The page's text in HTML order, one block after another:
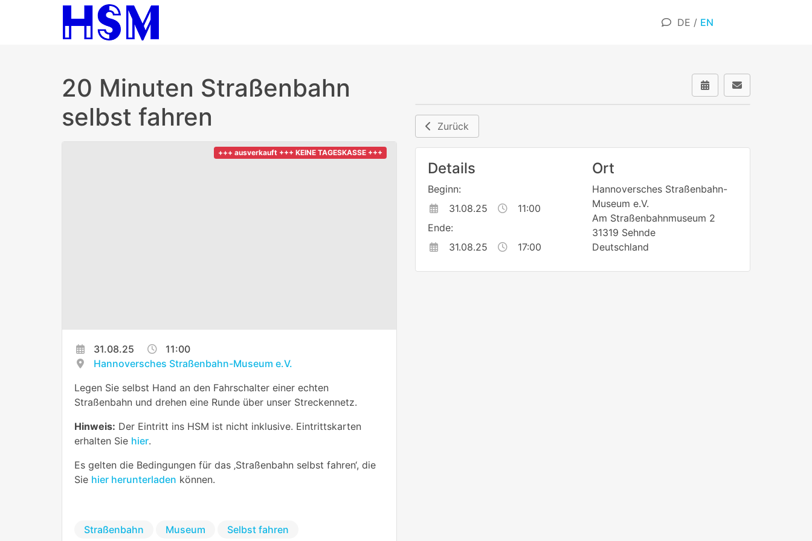
DE / EN
20 Minuten Straßenbahn
selbst fahren
+++ ausverkauft +++ KEINE TAGESKASSE +++
31.08.25
11:00
Hannoversches Straßenbahn-Museum e.V.
Legen Sie selbst Hand an den Fahrschalter einer echten
Straßenbahn und drehen eine Runde über unser Streckennetz.
Hinweis: Der Eintritt ins HSM ist nicht inklusive. Eintrittskarten
erhalten Sie hier.
Es gelten die Bedingungen für das ‚Straßenbahn selbst fahren‘, die
Sie hier herunterladen können.
Straßenbahn Museum Selbst fahren
Zurück
Details
Beginn:
31.08.25
11:00
Ende:
31.08.25
17:00
Ort
Hannoversches Straßenbahn-
Museum e.V.
Am Straßenbahnmuseum 2
31319 Sehnde
Deutschland